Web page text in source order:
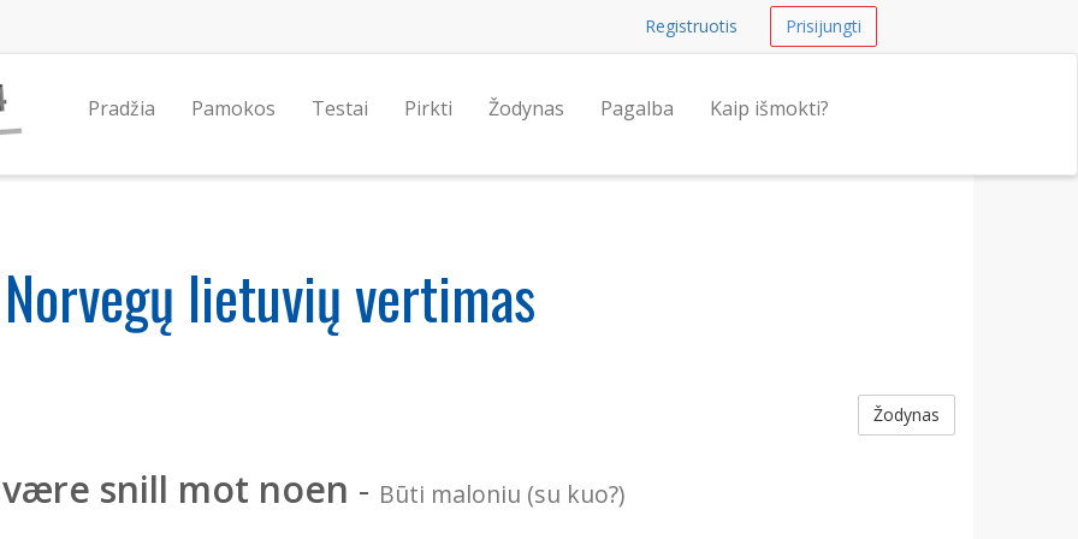
Registruotis Prisijungti
Pradžia Pamokos Testai Pirkti Žodynas Pagalba Kaip išmokti?
Norvegų lietuvių vertimas
Žodynas
snill mot noen - Būti maloniu (su kuo?)